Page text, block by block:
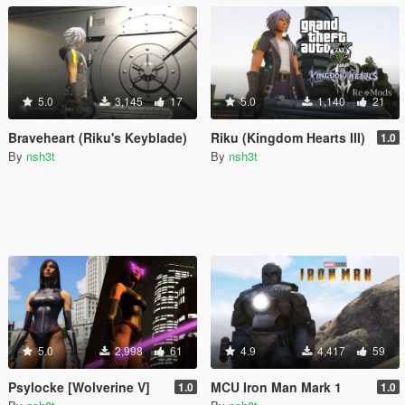
5.0 3,145 17
Braveheart (Riku's Keyblade)
By nsh3t
5.0 1,140 21
Riku (Kingdom Hearts III) 1.0
By nsh3t
5.0 2,998 61
Psylocke [Wolverine V] 1.0
4.9 4,417 59
MCU Iron Man Mark 1 1.0